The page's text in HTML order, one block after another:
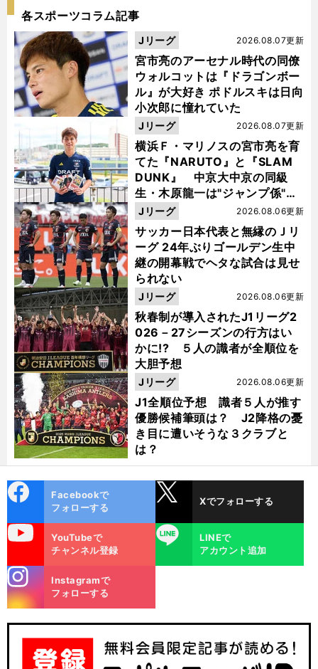
各スポーツコラム記事
宮市亮のアーセナル時代の同僚
ウォルコットは『ドラゴンボー
ル』が大好き ポドルスキは日向
小次郎に憧れていた
2026.08.07更新
Jリーグ
横浜Ｆ・マリノスの宮市亮を育
てた『NARUTO』と『SLAM
DUNK』 中京大中京の同級
生・木原龍一は"ジャンプ係"だ
った
2026.08.07更新
Jリーグ
サッカー日本代表と無縁のＪリ
ーグ 24年ぶりゴールデン生中
継の開幕戦でヘタな試合は見せ
られない
2026.08.06更新
Jリーグ
秋春制が導入されたJ1リーグ2
026－27シーズンの行方はい
かに!? ５人の識者が全順位を
大胆予想
2026.08.06更新
Jリーグ
J1全順位予想 識者５人が推す
優勝候補筆頭は？ J2降格の憂
き目に遭いそうな３クラブと
は？
2026.08.06更新
Jリーグ
ok
Facebookで
フォローする
Xでフォローする
YouTubeで
チャンネル登録
LINE
LINEで
アカウント追加
m
Instagramで
フォローする